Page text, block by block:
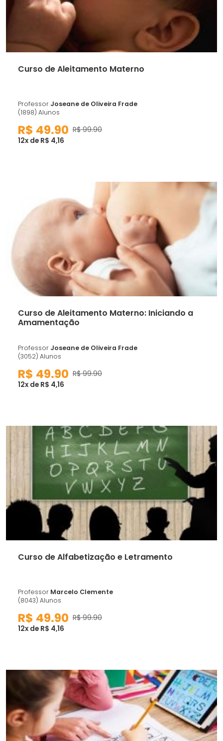
Curso de Aleitamento Materno
Professor Joseane de Oliveira Frade
(1898) Alunos
R$ 49.90 R$ 99.90
12x de R$ 4,16
Curso de Aleitamento Materno: Iniciando a
Amamentação
Professor Joseane de Oliveira Frade
(3052) Alunos
R$ 49.90 R$ 99.90
12x de R$ 4,16
Curso de Alfabetização e Letramento
Professor Marcelo Clemente
(8043) Alunos
R$ 49.90 R$ 99.90
12x de R$ 4,16